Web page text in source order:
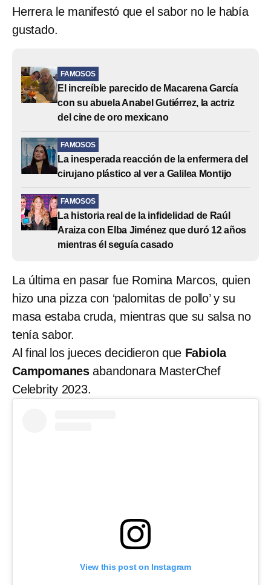
Herrera le manifestó que el sabor no le había
gustado.
FAMOSOS
El increíble parecido de Macarena García
con su abuela Anabel Gutiérrez, la actriz
del cine de oro mexicano
FAMOSOS
La inesperada reacción de la enfermera del
cirujano plástico al ver a Galilea Montijo
FAMOSOS
La historia real de la infidelidad de Raúl
Araiza con Elba Jiménez que duró 12 años
mientras él seguía casado
La última en pasar fue Romina Marcos, quien
hizo una pizza con ‘palomitas de pollo’ y su
masa estaba cruda, mientras que su salsa no
tenía sabor.
Al final los jueces decidieron que Fabiola
Campomanes abandonara MasterChef
Celebrity 2023.
View this post on Instagram